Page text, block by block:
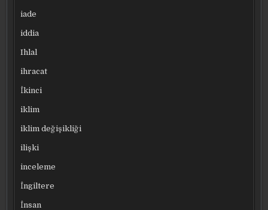
iade
iddia
Ihlal
ihracat
İkinci
iklim
iklim değişikliği
ilişki
inceleme
İngiltere
İnsan